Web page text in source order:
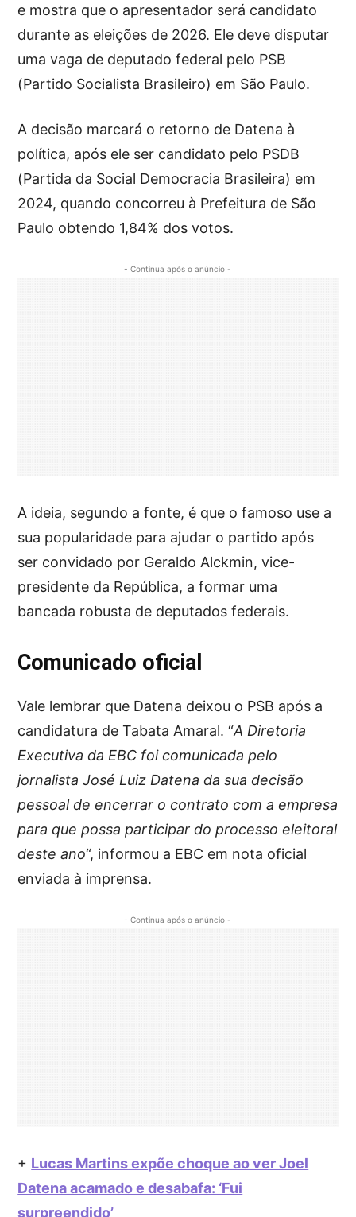
e mostra que o apresentador será candidato
durante as eleições de 2026. Ele deve disputar
uma vaga de deputado federal pelo PSB
(Partido Socialista Brasileiro) em São Paulo.
A decisão marcará o retorno de Datena à
política, após ele ser candidato pelo PSDB
(Partida da Social Democracia Brasileira) em
2024, quando concorreu à Prefeitura de São
Paulo obtendo 1,84% dos votos.
- Continua após o anúncio -
A ideia, segundo a fonte, é que o famoso use a
sua popularidade para ajudar o partido após
ser convidado por Geraldo Alckmin, vice-
presidente da República, a formar uma
bancada robusta de deputados federais.
Comunicado oficial
Vale lembrar que Datena deixou o PSB após a
candidatura de Tabata Amaral. “A Diretoria
Executiva da EBC foi comunicada pelo
jornalista José Luiz Datena da sua decisão
pessoal de encerrar o contrato com a empresa
para que possa participar do processo eleitoral
deste ano“, informou a EBC em nota oficial
enviada à imprensa.
- Continua após o anúncio -
+ Lucas Martins expõe choque ao ver Joel
Datena acamado e desabafa: ‘Fui
surpreendido’